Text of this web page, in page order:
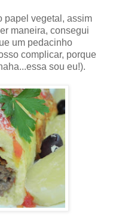
papel vegetal, assim
maneira, consegui
um pedacinho
complicar, porque
sou eu!).